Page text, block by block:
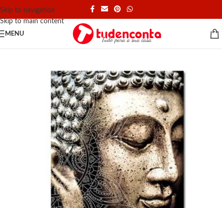
Skip to navigation
Skip to main content
MENU